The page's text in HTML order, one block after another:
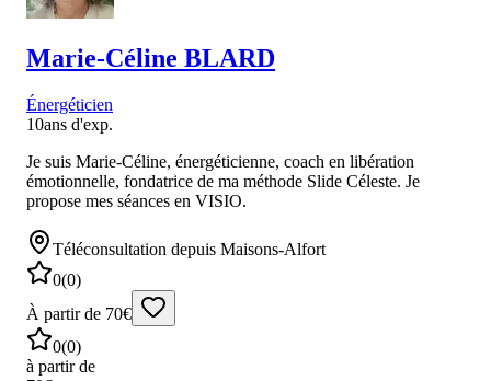
Marie-Céline BLARD
Énergéticien
10ans d'exp.
Je suis Marie-Céline, énergéticienne, coach en libération
émotionnelle, fondatrice de ma méthode Slide Céleste. Je
propose mes séances en VISIO.
Téléconsultation depuis Maisons-Alfort
0(0)
À partir de 70€
0(0)
à partir de